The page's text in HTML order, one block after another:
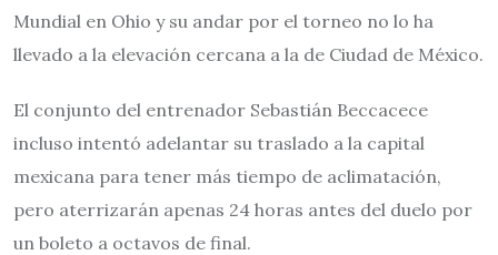
Mundial en Ohio y su andar por el torneo no lo ha
llevado a la elevación cercana a la de Ciudad de México.
El conjunto del entrenador Sebastián Beccacece
incluso intentó adelantar su traslado a la capital
mexicana para tener más tiempo de aclimatación,
pero aterrizarán apenas 24 horas antes del duelo por
un boleto a octavos de final.